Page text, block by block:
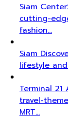
Siam Center
cutting-
fashion…
Siam
lifestyle
Terminal 21
travel-
MRT…